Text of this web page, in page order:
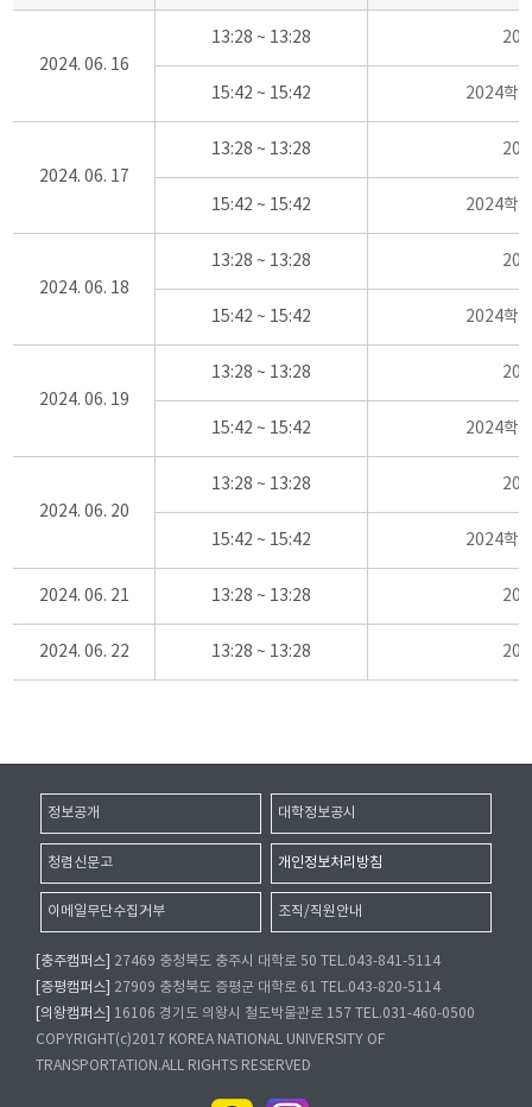
2024. 06. 16
13:28 ~ 13:28
15:42 ~ 15:42 2024학
2024. 06. 17
13:28 ~ 13:28
15:42 ~ 15:42 2024학
2024. 06. 18
13:28 ~ 13:28
15:42 ~ 15:42 2024학
2024. 06. 19
13:28 ~ 13:28
15:42 ~ 15:42 2024학
2024. 06. 20
13:28 ~ 13:28
15:42 ~ 15:42 2024학
2024. 06. 21 13:28 ~ 13:28
2024. 06. 22 13:28 ~ 13:28
정보공개 대학정보공시
청렴신문고 개인정보처리방침
이메일무단수집거부 조직/직원안내
[충주캠퍼스]
27469 충청북도 충주시 대학로 50 TEL.043-841-5114
[증평캠퍼스]
27909 충청북도 증평군 대학로 61 TEL.043-820-5114
[의왕캠퍼스]
16106 경기도 의왕시 철도박물관로 157 TEL.031-460-0500
COPYRIGHT(c)2017 KOREA NATIONAL UNIVERSITY OF
TRANSPORTATION.ALL RIGHTS RESERVED